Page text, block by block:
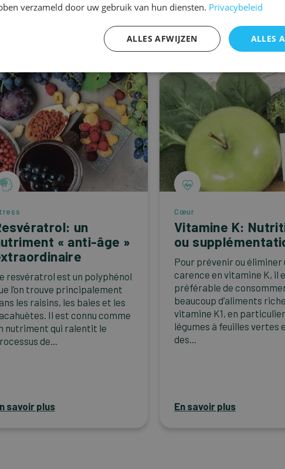
Aussi intéressant pour
un
« anti-âge »
resvératrol est un polyphénol
l’on trouve principalement
les raisins, les baies et les
Il est connu comme
nutriment qui ralentit le
de...
savoir plus
Cœur
Vitamine K:
ou
Pour prévenir ou éliminer
carence en vitamine K, il
préférable de
beaucoup d’aliments
vitamine K1, en
légumes à feuilles vertes
des...
En savoir plus
verzameld door uw gebruik van hun diensten. Privacybeleid
ALLES
ALLES AFWIJZEN